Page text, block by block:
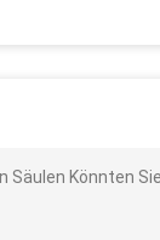
Säulen Könnten